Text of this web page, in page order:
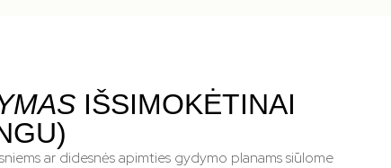
IŠSIMOKĖTINAI
ar didesnės apimties gydymo planams siūlome